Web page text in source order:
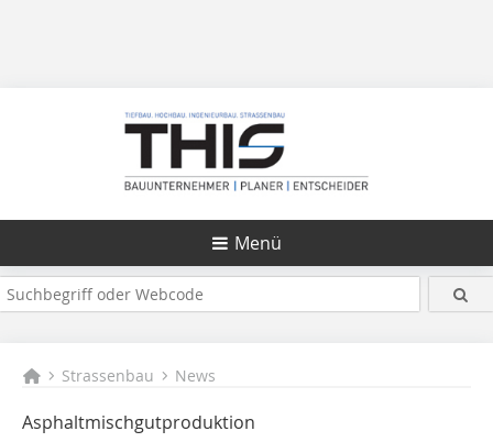
Menü
Strassenbau News
Asphaltmischgutproduktion